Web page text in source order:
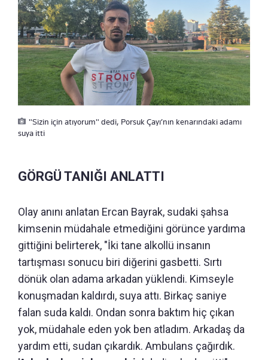
"Sizin için atıyorum" dedi, Porsuk Çayı’nın kenarındaki adamı
suya itti
GÖRGÜ TANIĞI ANLATTI
Olay anını anlatan Ercan Bayrak, sudaki şahsa
kimsenin müdahale etmediğini görünce yardıma
gittiğini belirterek, "İki tane alkollü insanın
tartışması sonucu biri diğerini gasbetti. Sırtı
dönük olan adama arkadan yüklendi. Kimseyle
konuşmadan kaldırdı, suya attı. Birkaç saniye
falan suda kaldı. Ondan sonra baktım hiç çıkan
yok, müdahale eden yok ben atladım. Arkadaş da
yardım etti, sudan çıkardık. Ambulans çağırdık.